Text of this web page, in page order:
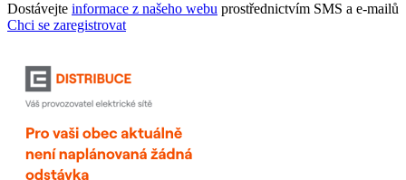
Dostávejte informace z našeho webu prostřednictvím SMS a e-mailů
Chci se zaregistrovat